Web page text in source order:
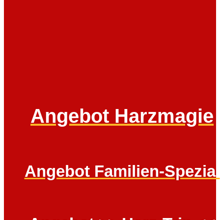
Angebot Harzmagie
Angebot Familien-Spezial